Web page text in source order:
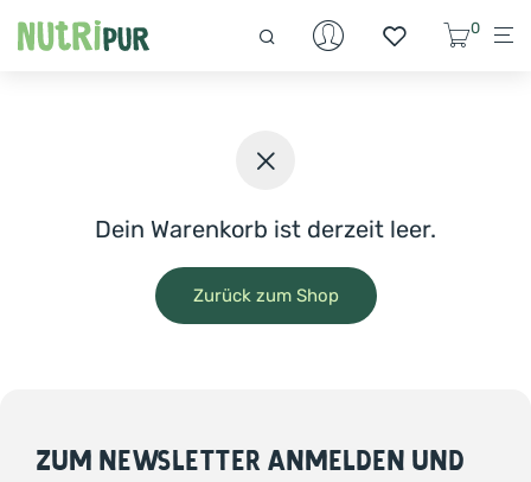
0
Dein Warenkorb ist derzeit leer.
Zurück zum Shop
ZUM NEWSLETTER ANMELDEN UND